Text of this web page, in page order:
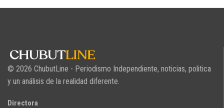
© 2026 ChubutLine - Periodismo Independiente, noticias, politica
y un análisis de la realidad diferente.
Directora